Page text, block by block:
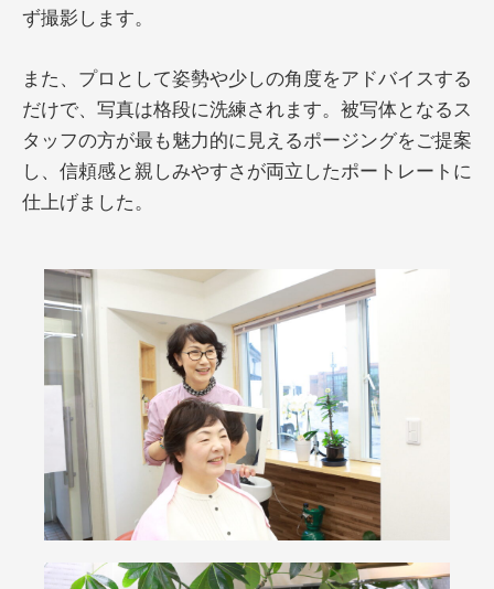
ず撮影します。
また、プロとして姿勢や少しの角度をアドバイスする
だけで、写真は格段に洗練されます。被写体となるス
タッフの方が最も魅力的に見えるポージングをご提案
し、信頼感と親しみやすさが両立したポートレートに
仕上げました。